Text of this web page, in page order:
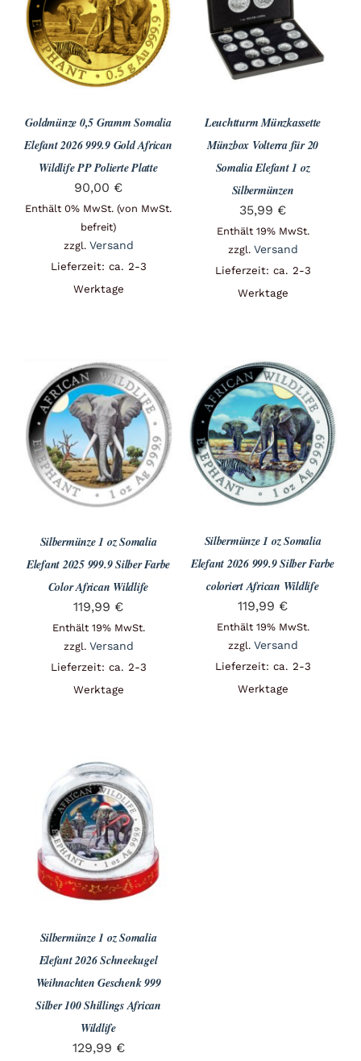
Angebote
Mein Konto
Goldmünze 0,5 Gramm Somalia
Elefant 2026 999.9 Gold African
Wildlife PP Polierte Platte
90,00 €
Enthält 0% MwSt. (von MwSt.
befreit)
zzgl. Versand
Lieferzeit: ca. 2-3
Werktage
Leuchtturm Münzkassette
Münzbox Volterra für 20
Somalia Elefant 1 oz
Silbermünzen
35,99 €
Enthält 19% MwSt.
zzgl. Versand
Lieferzeit: ca. 2-3
Werktage
Silbermünze 1 oz Somalia
Elefant 2025 999.9 Silber Farbe
Color African Wildlife
119,99 €
Enthält 19% MwSt.
zzgl. Versand
Lieferzeit: ca. 2-3
Werktage
Silbermünze 1 oz Somalia
Elefant 2026 999.9 Silber Farbe
coloriert African Wildlife
119,99 €
Enthält 19% MwSt.
zzgl. Versand
Lieferzeit: ca. 2-3
Werktage
Silbermünze 1 oz Somalia
Elefant 2026 Schneekugel
Weihnachten Geschenk 999
Silber 100 Shillings African
Wildlife
129,99 €